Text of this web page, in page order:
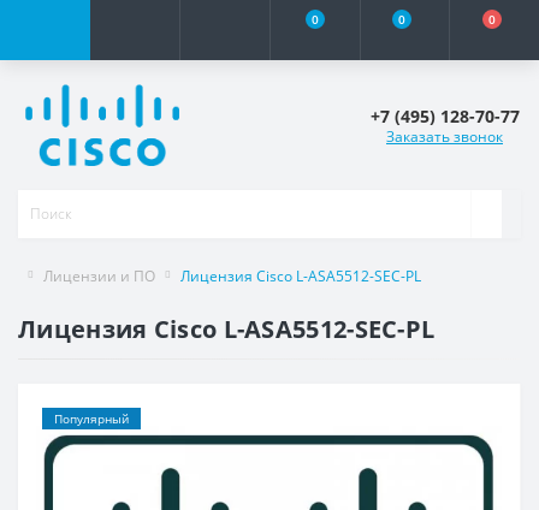
0 0 0
+7 (495) 128-70-77
Заказать звонок
Лицензии и ПО Лицензия Cisco L-ASA5512-SEC-PL
Лицензия Cisco L-ASA5512-SEC-PL
Популярный